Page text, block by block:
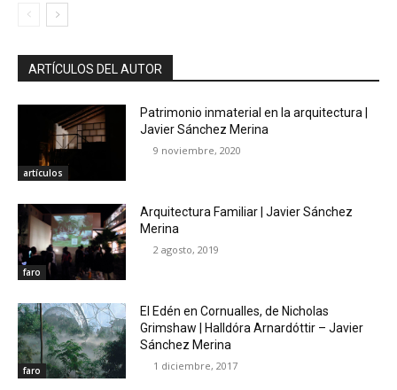
ARTÍCULOS DEL AUTOR
artículos
Patrimonio inmaterial en la arquitectura |
Javier Sánchez Merina
9 noviembre, 2020
faro
Arquitectura Familiar | Javier Sánchez
Merina
2 agosto, 2019
faro
El Edén en Cornualles, de Nicholas
Grimshaw | Halldóra Arnardóttir – Javier
Sánchez Merina
1 diciembre, 2017